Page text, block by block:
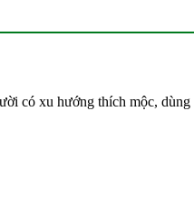
có xu hướng thích mộc, dùng